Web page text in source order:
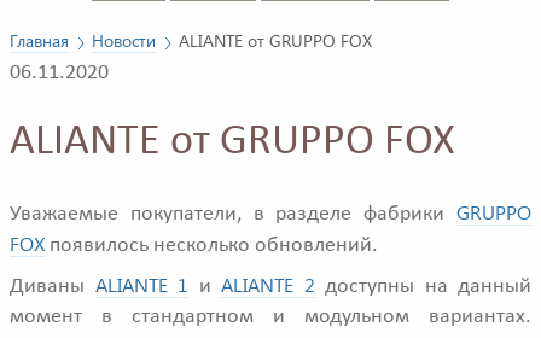
Главная Новости
ALIANTE от GRUPPO FOX
06.11.2020
ALIANTE от GRUPPO FOX
Уважаемые покупатели, в разделе фабрики GRUPPO
FOX появилось несколько обновлений.
Диваны ALIANTE 1 и ALIANTE 2 доступны на данный
момент в стандартном и модульном вариантах.